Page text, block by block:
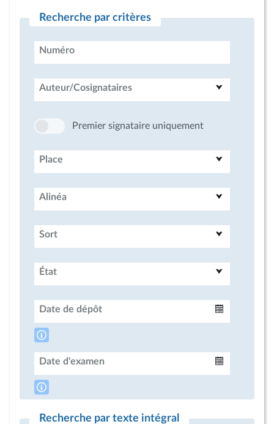
Recherche par critères
Numéro
Auteur/Cosignataires
Premier signataire uniquement
Place
Alinéa
Sort
État
Date de dépôt
Date d'examen
Recherche par texte intégral